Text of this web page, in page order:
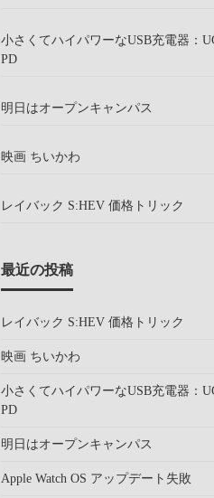
小さくてハイパワーなUSB充電器：
PD
明日はオープンキャンパス
映画 ちいかわ
レイバック S:HEV 価格トリック
最近の投稿
レイバック S:HEV 価格トリック
映画 ちいかわ
小さくてハイパワーなUSB充電器：
PD
明日はオープンキャンパス
Apple Watch OS アップデート失敗